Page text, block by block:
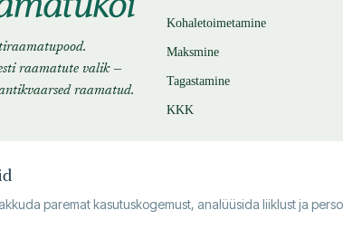
raamatute valik —
raamatud.
Kohaletoimetamine
Maksmine
Tagastamine
KKK
paremat kasutuskogemust, analüüsida liiklust ja